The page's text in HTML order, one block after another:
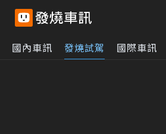
國內車訊 發燒試駕 國際車訊